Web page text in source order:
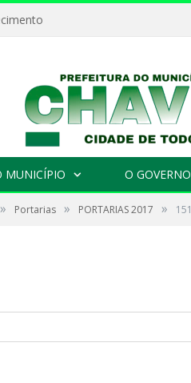
MUNICÍPIO O GOVERNO
» Portarias » PORTARIAS 2017 » 151